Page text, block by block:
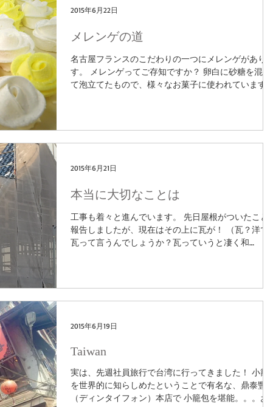
メレンゲの道
名古屋フランスのこだわりの一つにメレンゲがありま
す。 メレンゲってご存知ですか？ 卵白に砂糖を混ぜ
て泡立てたもので、様々なお菓子に使われています。
2015年6月22日
本当に大切なことは
工事も着々と進んでいます。 先日屋根がついたことを
報告しましたが、現在はその上に瓦が！ （瓦？洋でも
瓦って言うんでしょうか？瓦っていうと凄く和
2015年6月21日
Taiwan
実は、先週社員旅行で台湾に行ってきました！ 小籠包
を世界的に知らしめたということで有名な、鼎泰豐
（ディンタイフォン）本店で 小籠包を堪能。。。おい
2015年6月19日